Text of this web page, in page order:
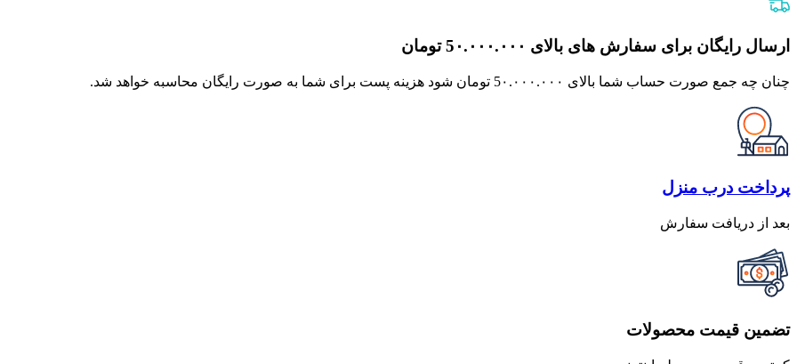
ارسال رایگان برای سفارش های بالای 5٠.٠٠٠.٠٠٠ تومان
چنان چه جمع صورت حساب شما بالای 5٠.٠٠٠.٠٠٠ تومان شود هزینه پست برای شما به صورت رایگان محاسبه خواهد شد.
پرداخت درب منزل
بعد از دریافت سفارش
تضمین قیمت محصولات